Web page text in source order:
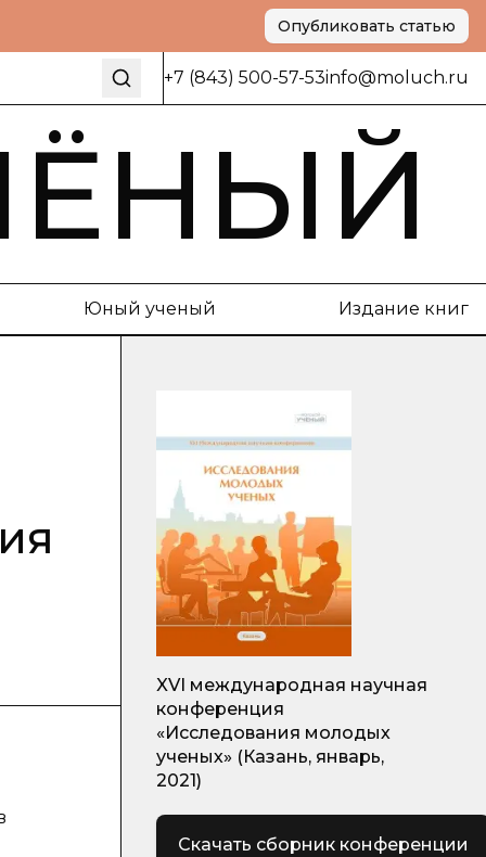
Опубликовать статью
+7 (843) 500-57-53info@moluch.ru
Юный ученый Издание книг
XVI международная научная
конференция
«Исследования молодых
ученых» (Казань, январь,
2021)
Скачать сборник конференции